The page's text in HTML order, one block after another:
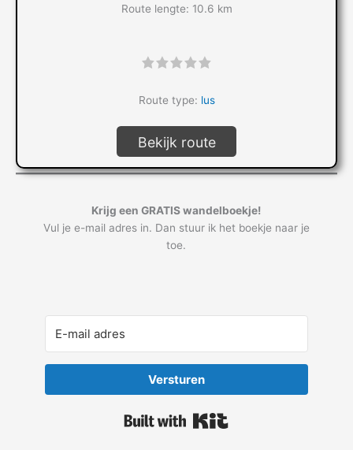
Route lengte: 10.6 km
Route type: lus
Bekijk route
Krijg een GRATIS wandelboekje!
Vul je e-mail adres in. Dan stuur ik het boekje naar je
toe.
Versturen